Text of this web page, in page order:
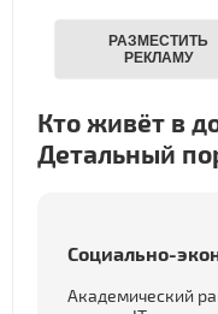
Кто живёт в
Детальный
Социально-
Академический